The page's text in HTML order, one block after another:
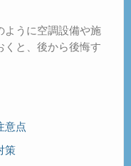
ように空調設備や施
くと、後から後悔す
意点
策